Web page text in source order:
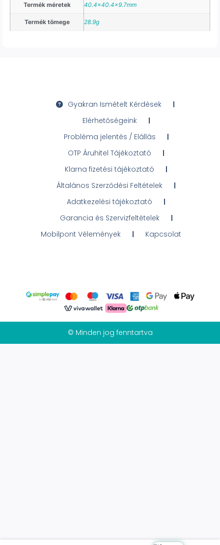
Termék méretek 40.4×40.4×9.7mm
Termék tömege 28.9g
Gyakran Ismételt Kérdések
Elérhetőségeink
Probléma jelentés / Elállás
OTP Áruhitel Tájékoztató
Klarna fizetési tájékoztató
Általános Szerződési Feltételek
Adatkezelési tájékoztató
Garancia és Szervizfeltételek
Mobilpont Vélemények
Kapcsolat
© Minden jog fenntartva